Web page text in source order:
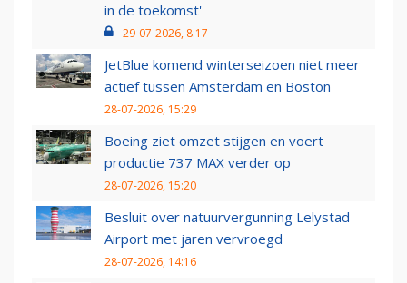
in de toekomst'
29-07-2026, 8:17
JetBlue komend winterseizoen niet meer
actief tussen Amsterdam en Boston
28-07-2026, 15:29
Boeing ziet omzet stijgen en voert
productie 737 MAX verder op
28-07-2026, 15:20
Besluit over natuurvergunning Lelystad
Airport met jaren vervroegd
28-07-2026, 14:16